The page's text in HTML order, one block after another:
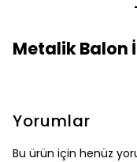
Metalik Balon
Yorumlar
Bu ürün için henüz